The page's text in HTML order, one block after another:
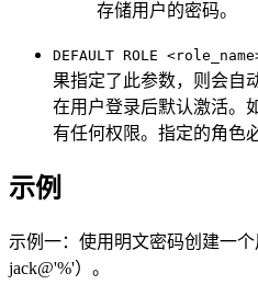
存储用户的密码。
DEFAULT ROLE
果指定了此参数，则会自
在用户登录后默认激活。
有任何权限。指定的角色
示例
示例一：使用明文密码创建一
jack@'%'）。